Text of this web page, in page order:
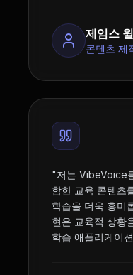
제임스
콘텐츠 제
"저는 VibeVoice
함한 교육 콘텐츠
학습을 더욱 흥미
현은 교육적 상황
학습 애플리케이